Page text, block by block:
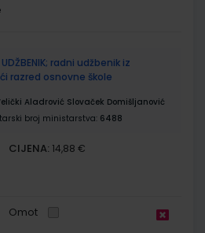
UDŽBENIK; radni udžbenik iz
razred osnovne škole
Aladrović Slovaček Domišljanović
broj ministarstva: 6488
CIJENA: 14,88 €
Omot